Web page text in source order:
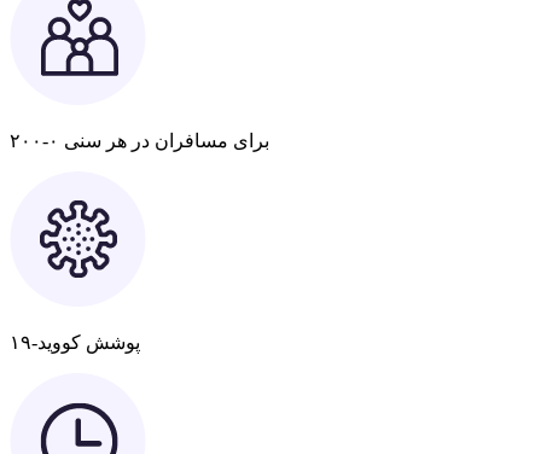
برای مسافران در هر سنی ۰-۲۰۰
پوشش کووید-۱۹